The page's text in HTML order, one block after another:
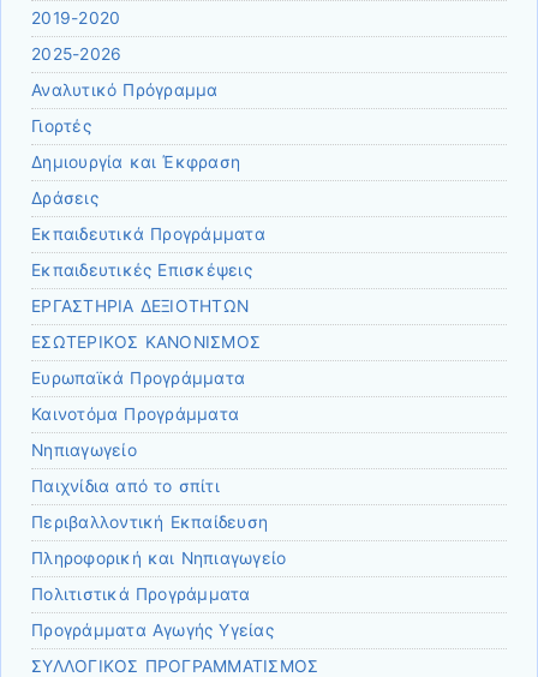
2019-2020
2025-2026
Αναλυτικό Πρόγραμμα
Γιορτές
Δημιουργία και Έκφραση
Δράσεις
Εκπαιδευτικά Προγράμματα
Εκπαιδευτικές Επισκέψεις
ΕΡΓΑΣΤΗΡΙΑ ΔΕΞΙΟΤΗΤΩΝ
ΕΣΩΤΕΡΙΚΟΣ ΚΑΝΟΝΙΣΜΟΣ
Ευρωπαϊκά Προγράμματα
Καινοτόμα Προγράμματα
Νηπιαγωγείο
Παιχνίδια από το σπίτι
Περιβαλλοντική Εκπαίδευση
Πληροφορική και Νηπιαγωγείο
Πολιτιστικά Προγράμματα
Προγράμματα Αγωγής Υγείας
ΣΥΛΛΟΓΙΚΟΣ ΠΡΟΓΡΑΜΜΑΤΙΣΜΟΣ